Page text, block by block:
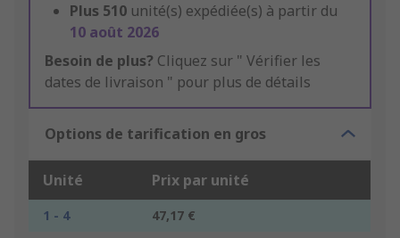
Plus 510 unité(s) expédiée(s) à partir du
10 août 2026
Besoin de plus? Cliquez sur " Vérifier les
dates de livraison " pour plus de détails
Options de tarification en gros
Unité Prix par unité
1 - 4
47,17 €